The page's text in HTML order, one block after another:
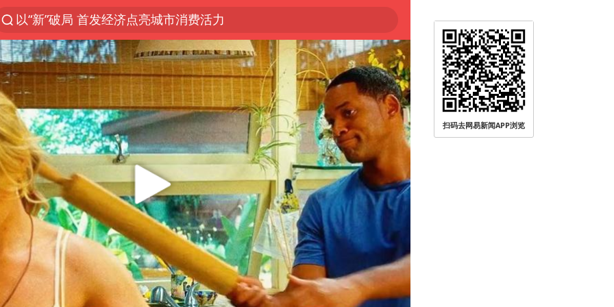
以“新”破局 首发经济点亮城市消费活力
中方回应是否在太平洋海底开采稀土
宇树科技发行价格150.80元/股
外交部发言人就广岛核爆81周年等答记者问
吉林一“温度计大楼”读数爆表
贵州轮胎子公司获美国退税8136万
台风白海豚影响中国已成定局
我国编制完成新版全月地质图
中国五箭齐发反制美国
27岁女子成组织卖淫集团主犯被通缉
女子利用漏洞0元薅走3000多件家电
扫码去网易新闻APP浏览